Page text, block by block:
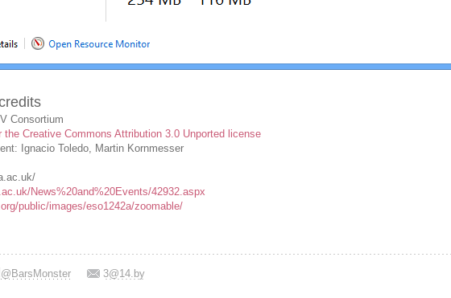
Consortium
the Creative Commons Attribution 3.0 Unported license
Ignacio Toledo, Martin Kornmesser
News%20and%20Events/42932.aspx
public/images/eso1242a/zoomable/
@BarsMonster 3@14.by